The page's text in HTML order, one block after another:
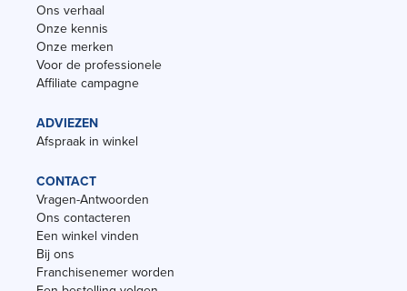
Ons verhaal
Onze kennis
Onze merken
Voor de professionele
Affiliate campagne
ADVIEZEN
Afspraak in winkel
CONTACT
Vragen-Antwoorden
Ons contacteren
Een winkel vinden
Bij ons
Franchisenemer worden